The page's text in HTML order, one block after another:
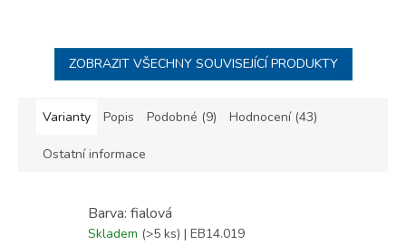
ZOBRAZIT VŠECHNY SOUVISEJÍCÍ PRODUKTY
Varianty Popis Podobné (9) Hodnocení (43)
Ostatní informace
Barva: fialová
Skladem (>5 ks) | EB14.019